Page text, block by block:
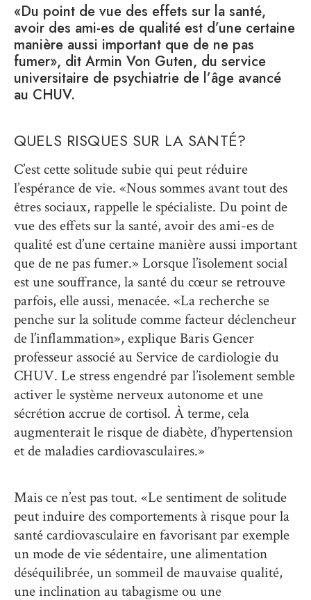
«Du point de vue des effets sur la santé,
avoir des ami-es de qualité est d’une certaine
manière aussi important que de ne pas
fumer», dit Armin Von Guten, du service
universitaire de psychiatrie de l’âge avancé
au CHUV.
QUELS RISQUES SUR LA SANTÉ?
C’est cette solitude subie qui peut réduire
l’espérance de vie. «Nous sommes avant tout des
êtres sociaux, rappelle le spécialiste. Du point de
vue des effets sur la santé, avoir des ami-es de
qualité est d’une certaine manière aussi important
que de ne pas fumer.» Lorsque l’isolement social
est une souffrance, la santé du cœur se retrouve
parfois, elle aussi, menacée. «La recherche se
penche sur la solitude comme facteur déclencheur
de l’inflammation», explique Baris Gencer
professeur associé au Service de cardiologie du
CHUV. Le stress engendré par l’isolement semble
activer le système nerveux autonome et une
sécrétion accrue de cortisol. À terme, cela
augmenterait le risque de diabète, d’hypertension
et de maladies cardiovasculaires.»
Mais ce n’est pas tout. «Le sentiment de solitude
peut induire des comportements à risque pour la
santé cardiovasculaire en favorisant par exemple
un mode de vie sédentaire, une alimentation
déséquilibrée, un sommeil de mauvaise qualité,
une inclination au tabagisme ou une